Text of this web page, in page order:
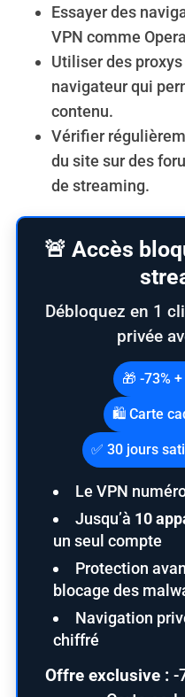
Essayer des
VPN comme
Utiliser des
navigateur qui
contenu.
Vérifier
du site sur des
de streaming.
🚨 Accès
Débloquez en 1
privée
🎁 -73%
🛍️ Carte
✅ 30 jours
Le VPN
Jusqu’à 10
un seul compte
Protection
blocage des
Navigation
chiffré
Offre exclusive : -
a
h
o
: